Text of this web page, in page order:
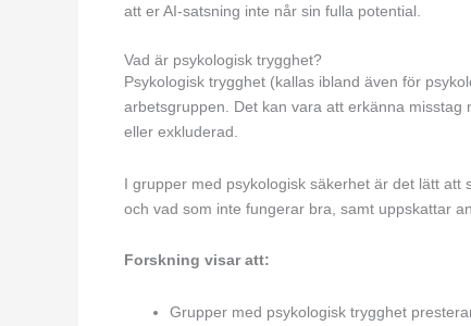
att er AI-satsning inte når sin fulla potential.
Vad är psykologisk trygghet?
Psykologisk trygghet (kallas ibland även för
arbetsgruppen. Det kan vara att erkänna
eller exkluderad.
I grupper med psykologisk säkerhet är det lätt
och vad som inte fungerar bra, samt uppskattar
Forskning visar att:
Grupper med psykologisk trygghet